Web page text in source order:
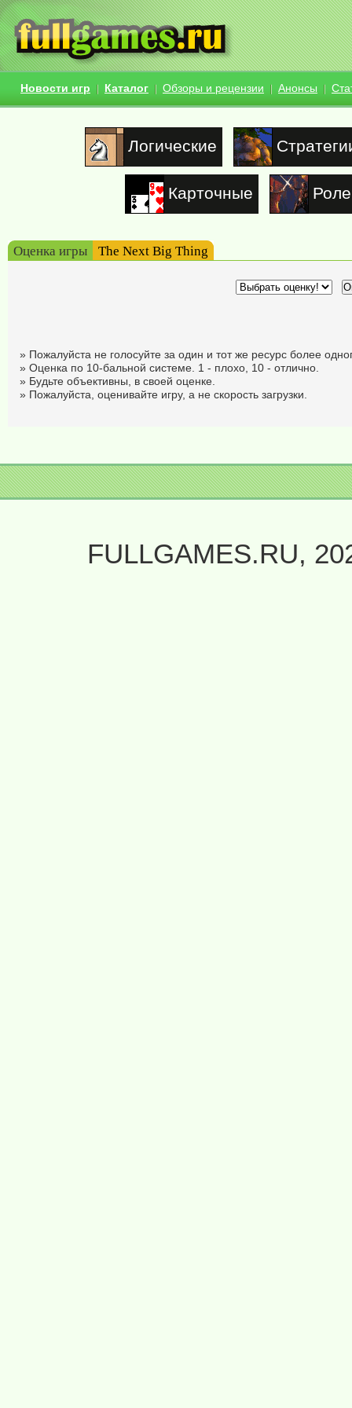
Новости игр Каталог Обзоры и рецензии Анонсы
Логические
Карточные
Оценка игры The Next Big Thing
» Пожалуйста не голосуйте за один и тот же ресурс более
» Оценка по 10-бальной системе. 1 - плохо, 10 - отлично.
» Будьте объективны, в своей оценке.
» Пожалуйста, оценивайте игру, а не скорость загрузки.
FULLGAMES.RU,